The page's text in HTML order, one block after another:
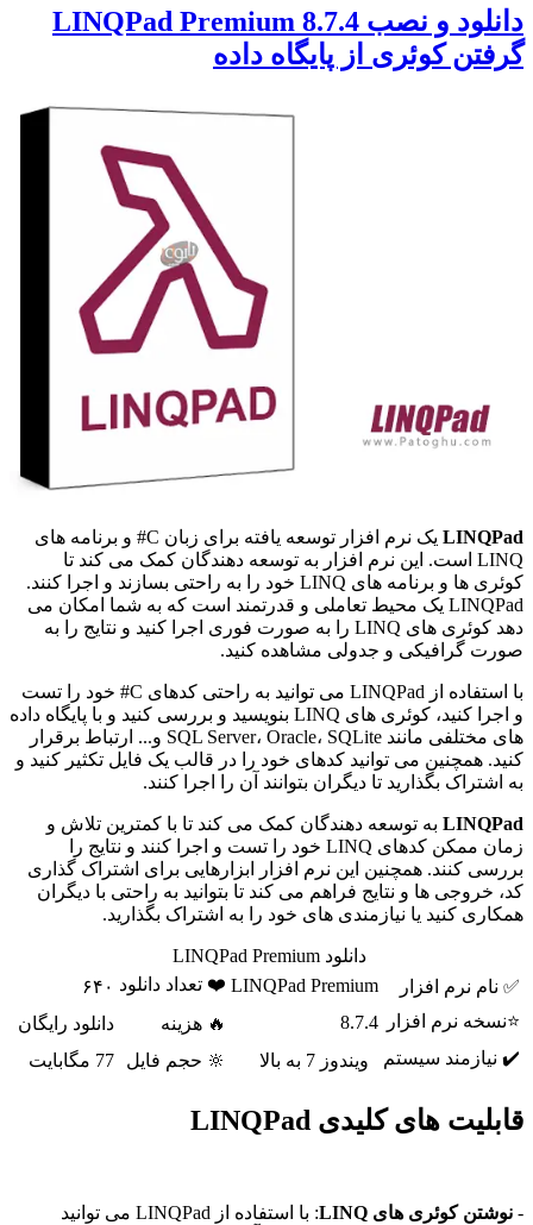
دانلود و نصب LINQPad Premium 8.7.4
گرفتن کوئری از پایگاه‌ داده
LINQPad
یک نرم افزار توسعه یافته برای زبان C# و برنامه های
LINQ است. این نرم افزار به توسعه دهندگان کمک می کند تا
کوئری ها و برنامه های LINQ خود را به راحتی بسازند و اجرا کنند.
LINQPad یک محیط تعاملی و قدرتمند است که به شما امکان می
دهد کوئری های LINQ را به صورت فوری اجرا کنید و نتایج را به
صورت گرافیکی و جدولی مشاهده کنید.
با استفاده از LINQPad می توانید به راحتی کدهای C# خود را تست
و اجرا کنید، کوئری های LINQ بنویسید و بررسی کنید و با پایگاه داده
های مختلفی مانند SQL Server، Oracle، SQLite و... ارتباط برقرار
کنید. همچنین می توانید کدهای خود را در قالب یک فایل تکثیر کنید و
به اشتراک بگذارید تا دیگران بتوانند آن را اجرا کنند.
LINQPad به توسعه دهندگان کمک می کند تا با کمترین تلاش و
زمان ممکن کدهای LINQ خود را تست و اجرا کنند و نتایج را
بررسی کنند. همچنین این نرم افزار ابزارهایی برای اشتراک گذاری
کد، خروجی ها و نتایج فراهم می کند تا بتوانید به راحتی با دیگران
همکاری کنید یا نیازمندی های خود را به اشتراک بگذارید.
دانلود LINQPad Premium
✅ نام نرم افزار
LINQPad Premium ❤️ تعداد دانلود ۶۴۰
⭐نسخه نرم افزار
8.7.4 🔥 هزینه
دانلود رایگان
✔️ نیازمند سیستم
ویندوز 7 به بالا 🔆 حجم فایل 77 مگابایت
قابلیت های کلیدی LINQPad
- نوشتن کوئری های LINQ
: با استفاده از LINQPad می توانید